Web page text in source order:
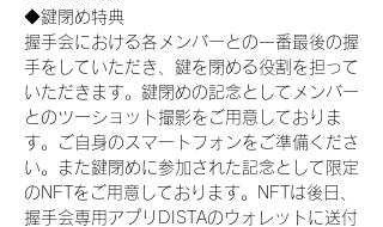
◆鍵閉め特典
握手会における各メンバーとの一番最後の握
手をしていただき、鍵を閉める役割を担って
いただきます。鍵閉めの記念としてメンバー
とのツーショット撮影をご用意しておりま
す。ご自身のスマートフォンをご準備くださ
い。また鍵閉めに参加された記念として限定
のNFTをご用意しております。NFTは後日、
握手会専用アプリDISTAのウォレットに送付